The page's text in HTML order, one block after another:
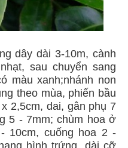
dây dài 3-10m, cành
sau chuyển sang
màu xanh;nhánh non
theo mùa, phiến bầu
2,5cm, dai, gân phụ 7
5 - 7mm; chùm hoa ở
10cm, cuống hoa 2 -